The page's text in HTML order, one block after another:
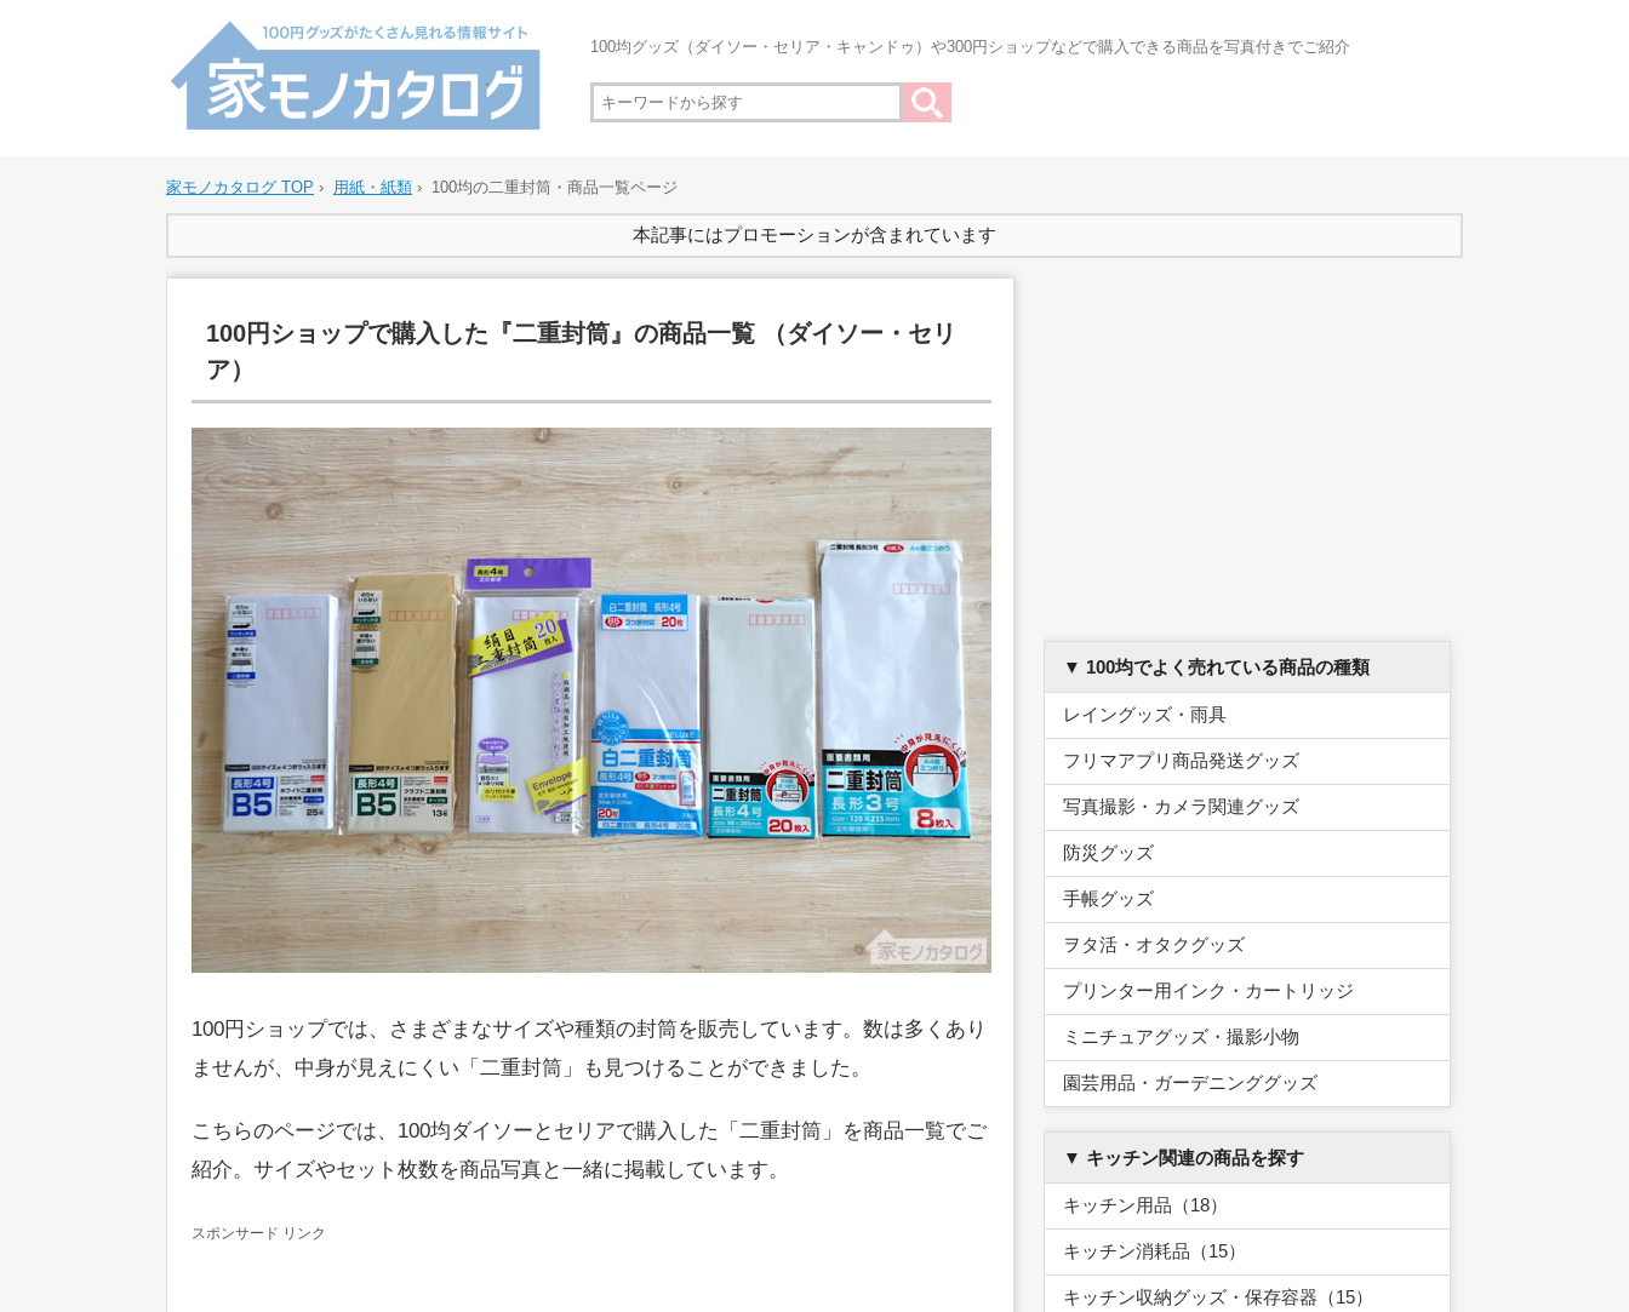
100均グッズ（ダイソー・セリア・キャンドゥ）や300円ショップなどで購入できる商品を写真付きでご紹介
家モノカタログ TOP › 用紙・紙類 › 100均の二重封筒・商品一覧ページ
本記事にはプロモーションが含まれています
100円ショップで購入した『二重封筒』の商品一覧 （ダイソー・セリ
ア）
100円ショップでは、さまざまなサイズや種類の封筒を販売しています。数は多くあり
ませんが、中身が見えにくい「二重封筒」も見つけることができました。
こちらのページでは、100均ダイソーとセリアで購入した「二重封筒」を商品一覧でご
紹介。サイズやセット枚数を商品写真と一緒に掲載しています。
スポンサード リンク
▼ 100均でよく売れている商品の種類
レイングッズ・雨具
フリマアプリ商品発送グッズ
写真撮影・カメラ関連グッズ
防災グッズ
手帳グッズ
ヲタ活・オタクグッズ
プリンター用インク・カートリッジ
ミニチュアグッズ・撮影小物
園芸用品・ガーデニンググッズ
▼ キッチン関連の商品を探す
キッチン用品（18）
キッチン消耗品（15）
キッチン収納グッズ・保存容器（15）